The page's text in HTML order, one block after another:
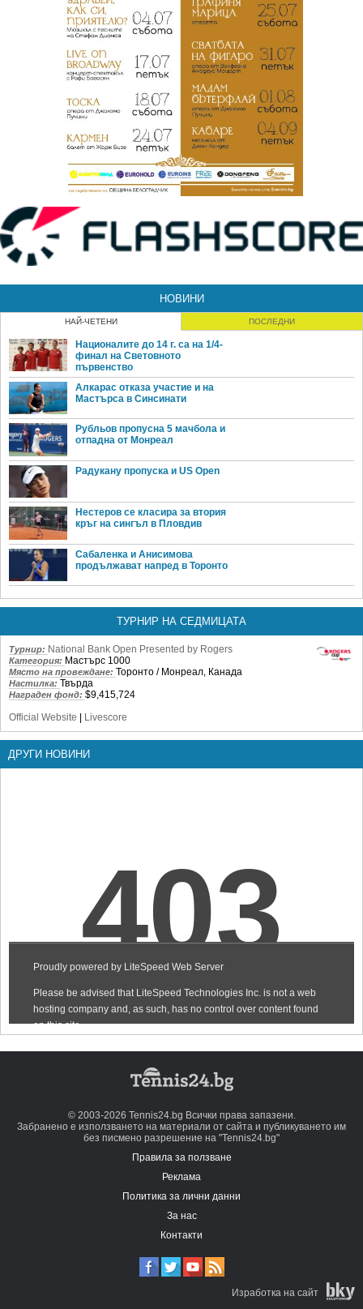
НОВИНИ
НАЙ-ЧЕТЕНИ ПОСЛЕДНИ
Националите до 14 г. са на 1/4-
финал на Световното
първенство
Алкарас отказа участие и на
Мастърса в Синсинати
Рубльов пропусна 5 мачбола и
отпадна от Монреал
Радукану пропуска и US Open
Нестеров се класира за втория
кръг на сингъл в Пловдив
Сабаленка и Анисимова
продължават напред в Торонто
ТУРНИР НА СЕДМИЦАТА
Турнир: National Bank Open Presented by Rogers
Категория: Мастърс 1000
Място на провеждане: Торонто / Монреал, Канада
Настилка: Твърда
Награден фонд: $9,415,724
Official Website
Livescore
ДРУГИ НОВИНИ
© 2003-2026 Tennis24.bg Всички права запазени.
Забранено е използването на материали от сайта и публикуването им
без писмено разрешение на "Tennis24.bg"
Правила за ползване
Реклама
Политика за лични данни
За нас
Контакти
Изработка на сайт